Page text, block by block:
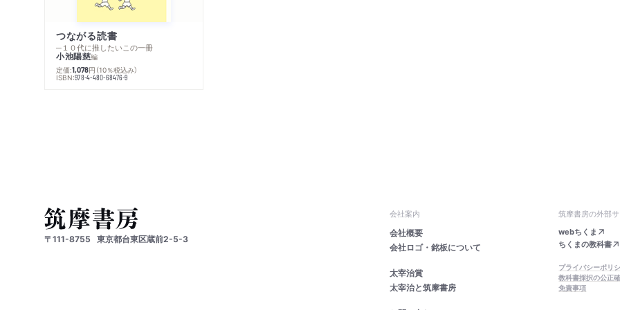
つながる読書
─１０代に推したいこの一冊
小池陽慈編
定価:1,078円 （10％税込み）
ISBN:978-4-480-68476-9
〒111-8755 東京都台東区蔵前2-5-3
会社案内
会社概要
会社ロゴ・銘板について
太宰治賞
太宰治と筑摩書房
筑摩書房の外部サ
webちくま
ちくまの教科書
プライバシーポリ
教科書採択の公正
免責事項